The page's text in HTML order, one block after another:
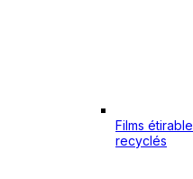
Films
recyclés